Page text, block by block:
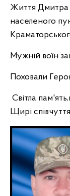
Життя Дмитра
населеного
Мужній воїн
Поховали
Світла
Щирі